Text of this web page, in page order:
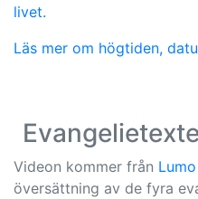
livet.
Läs mer om högtiden,
Videon kommer från
översättning av de fyra